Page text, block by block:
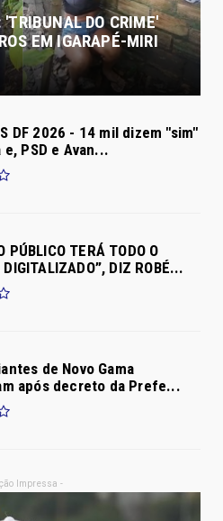
DO CRIME'
EM IGARAPÉ-MIRI
DF 2026 - 14 mil dizem "sim"
e, PSD e Avan...
PÚBLICO TERÁ TODO O
DIGITALIZADO”, DIZ ROBÉ...
de Novo Gama
após decreto da Prefe...
Impressa -